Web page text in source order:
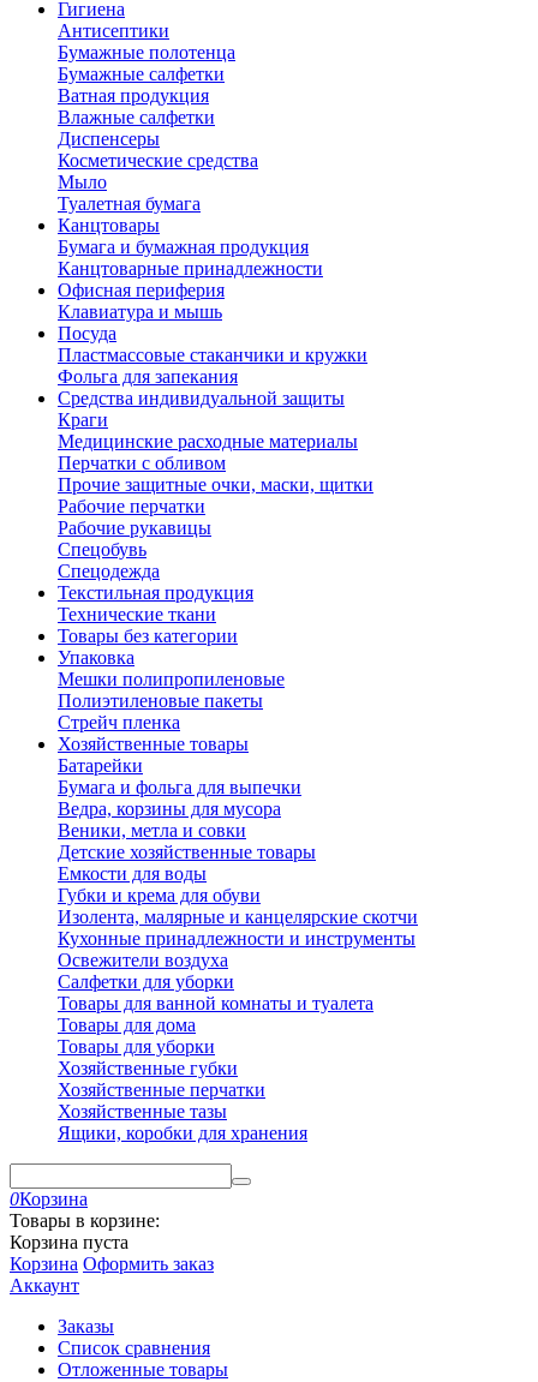
Гигиена
Антисептики
Бумажные полотенца
Бумажные салфетки
Ватная продукция
Влажные салфетки
Диспенсеры
Косметические средства
Мыло
Туалетная бумага
Канцтовары
Бумага и бумажная продукция
Канцтоварные принадлежности
Офисная периферия
Клавиатура и мышь
Посуда
Пластмассовые стаканчики и кружки
Фольга для запекания
Средства индивидуальной защиты
Краги
Медицинские расходные материалы
Перчатки с обливом
Прочие защитные очки, маски, щитки
Рабочие перчатки
Рабочие рукавицы
Спецобувь
Спецодежда
Текстильная продукция
Технические ткани
Товары без категории
Упаковка
Мешки полипропиленовые
Полиэтиленовые пакеты
Стрейч пленка
Хозяйственные товары
Батарейки
Бумага и фольга для выпечки
Ведра, корзины для мусора
Веники, метла и совки
Детские хозяйственные товары
Емкости для воды
Губки и крема для обуви
Изолента, малярные и канцелярские скотчи
Кухонные принадлежности и инструменты
Освежители воздуха
Салфетки для уборки
Товары для ванной комнаты и туалета
Товары для дома
Товары для уборки
Хозяйственные губки
Хозяйственные перчатки
Хозяйственные тазы
Ящики, коробки для хранения
0Корзина
Товары в корзине:
Корзина пуста
Корзина Оформить заказ
Аккаунт
Заказы
Список сравнения
Отложенные товары